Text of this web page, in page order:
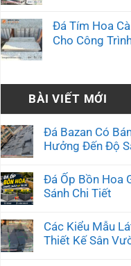
Đá Tím Hoa
Cho Công
BÀI VIẾT MỚI
Đá Bazan Có
Hưởng Đến Độ
Đá Ốp Bồn Hoa
Sánh Chi Tiết
Các Kiểu Mẫu
Thiết Kế Sân